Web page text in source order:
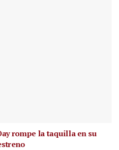
rompe la taquilla en su